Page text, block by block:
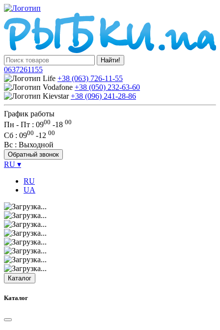
Найти!
0637261155
+38 (063) 726-11-55
+38 (050) 232-63-60
+38 (096) 241-28-86
График работы
Пн - Пт : 0900 -18 00
Сб : 0900 -12 00
Вс : Выходной
Обратный звонок
RU ▾
RU
UA
Каталог
Каталог